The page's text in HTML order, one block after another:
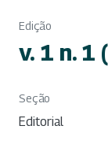
Edição
v. 1 n. 1
Seção
Editorial